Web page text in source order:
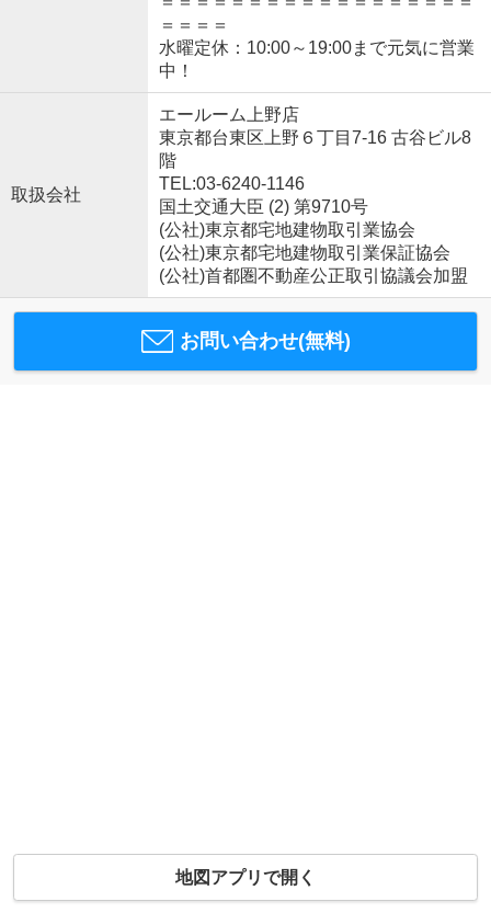
＝＝＝＝
水曜定休：10:00～19:00まで元気に営業
中！
取扱会社
エールーム上野店
東京都台東区上野６丁目7-16 古谷ビル8
階
TEL:03-6240-1146
国土交通大臣 (2) 第9710号
(公社)東京都宅地建物取引業協会
(公社)東京都宅地建物取引業保証協会
(公社)首都圏不動産公正取引協議会加盟
お問い合わせ(無料)
地図アプリで開く